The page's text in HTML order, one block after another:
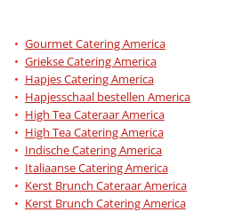
Gourmet Catering America
Griekse Catering America
Hapjes Catering America
Hapjesschaal bestellen America
High Tea Cateraar America
High Tea Catering America
Indische Catering America
Italiaanse Catering America
Kerst Brunch Cateraar America
Kerst Brunch Catering America